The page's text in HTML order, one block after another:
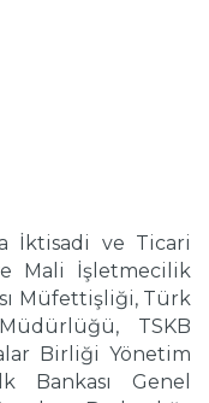
İktisadi ve Ticari
Mali İşletmecilik
Müfettişliği, Türk
TSKB
Birliği Yönetim
Bankası Genel